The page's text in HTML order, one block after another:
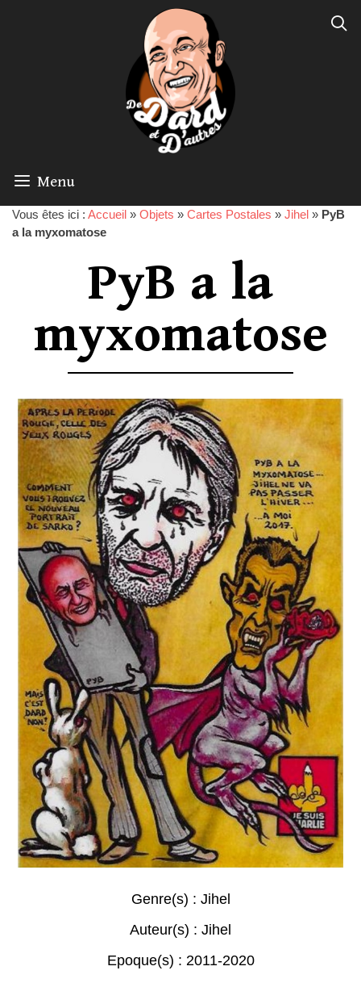
Menu
Vous êtes ici : Accueil » Objets » Cartes Postales » Jihel » PyB
a la myxomatose
PyB a la
myxomatose
Genre(s) : Jihel
Auteur(s) : Jihel
Epoque(s) : 2011-2020